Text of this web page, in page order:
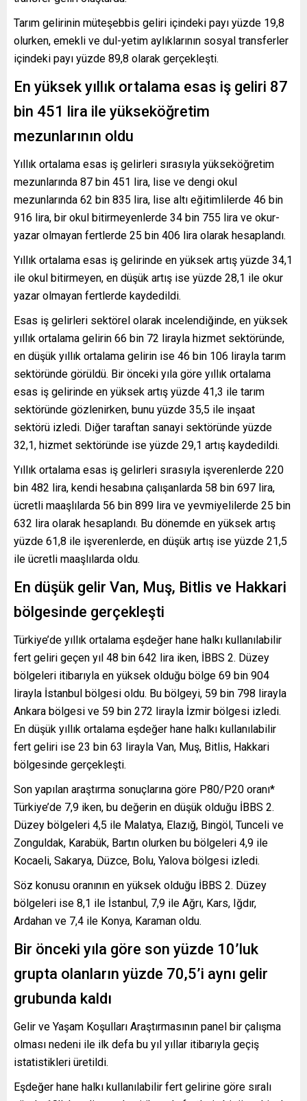
Tarım gelirinin müteşebbis geliri içindeki payı yüzde 19,8
olurken, emekli ve dul-yetim aylıklarının sosyal transferler
içindeki payı yüzde 89,8 olarak gerçekleşti.
En yüksek yıllık ortalama esas iş geliri 87
bin 451 lira ile yükseköğretim
mezunlarının oldu
Yıllık ortalama esas iş gelirleri sırasıyla yükseköğretim
mezunlarında 87 bin 451 lira, lise ve dengi okul
mezunlarında 62 bin 835 lira, lise altı eğitimlilerde 46 bin
916 lira, bir okul bitirmeyenlerde 34 bin 755 lira ve okur-
yazar olmayan fertlerde 25 bin 406 lira olarak hesaplandı.
Yıllık ortalama esas iş gelirinde en yüksek artış yüzde 34,1
ile okul bitirmeyen, en düşük artış ise yüzde 28,1 ile okur
yazar olmayan fertlerde kaydedildi.
Esas iş gelirleri sektörel olarak incelendiğinde, en yüksek
yıllık ortalama gelirin 66 bin 72 lirayla hizmet sektöründe,
en düşük yıllık ortalama gelirin ise 46 bin 106 lirayla tarım
sektöründe görüldü. Bir önceki yıla göre yıllık ortalama
esas iş gelirinde en yüksek artış yüzde 41,3 ile tarım
sektöründe gözlenirken, bunu yüzde 35,5 ile inşaat
sektörü izledi. Diğer taraftan sanayi sektöründe yüzde
32,1, hizmet sektöründe ise yüzde 29,1 artış kaydedildi.
Yıllık ortalama esas iş gelirleri sırasıyla işverenlerde 220
bin 482 lira, kendi hesabına çalışanlarda 58 bin 697 lira,
ücretli maaşlılarda 56 bin 899 lira ve yevmiyelilerde 25 bin
632 lira olarak hesaplandı. Bu dönemde en yüksek artış
yüzde 61,8 ile işverenlerde, en düşük artış ise yüzde 21,5
ile ücretli maaşlılarda oldu.
En düşük gelir Van, Muş, Bitlis ve Hakkari
bölgesinde gerçekleşti
Türkiye’de yıllık ortalama eşdeğer hane halkı kullanılabilir
fert geliri geçen yıl 48 bin 642 lira iken, İBBS 2. Düzey
bölgeleri itibarıyla en yüksek olduğu bölge 69 bin 904
lirayla İstanbul bölgesi oldu. Bu bölgeyi, 59 bin 798 lirayla
Ankara bölgesi ve 59 bin 272 lirayla İzmir bölgesi izledi.
En düşük yıllık ortalama eşdeğer hane halkı kullanılabilir
fert geliri ise 23 bin 63 lirayla Van, Muş, Bitlis, Hakkari
bölgesinde gerçekleşti.
Son yapılan araştırma sonuçlarına göre P80/P20 oranı*
Türkiye’de 7,9 iken, bu değerin en düşük olduğu İBBS 2.
Düzey bölgeleri 4,5 ile Malatya, Elazığ, Bingöl, Tunceli ve
Zonguldak, Karabük, Bartın olurken bu bölgeleri 4,9 ile
Kocaeli, Sakarya, Düzce, Bolu, Yalova bölgesi izledi.
Söz konusu oranının en yüksek olduğu İBBS 2. Düzey
bölgeleri ise 8,1 ile İstanbul, 7,9 ile Ağrı, Kars, Iğdır,
Ardahan ve 7,4 ile Konya, Karaman oldu.
Bir önceki yıla göre son yüzde 10’luk
grupta olanların yüzde 70,5’i aynı gelir
grubunda kaldı
Gelir ve Yaşam Koşulları Araştırmasının panel bir çalışma
olması nedeni ile ilk defa bu yıl yıllar itibarıyla geçiş
istatistikleri üretildi.
Eşdeğer hane halkı kullanılabilir fert gelirine göre sıralı